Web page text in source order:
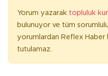
Yorum yazarak topluluk
bulunuyor ve tüm
yorumlardan Reflex Haber
tutulamaz.